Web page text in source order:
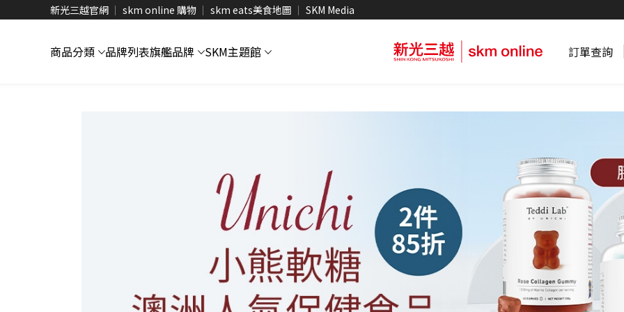
新光三越官網 skm online 購物 skm eats美食地圖 SKM Media
商品分類 品牌列表旗艦品牌 SKM主題館 訂單查詢